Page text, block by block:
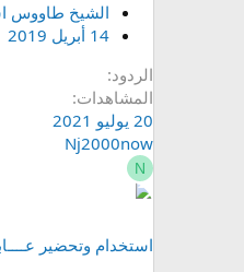
الشيخ طاووس
14 أبريل 2019
الردود
المشاهدات
20 يوليو 2021
Nj2000now
N
استخدام وتحضير